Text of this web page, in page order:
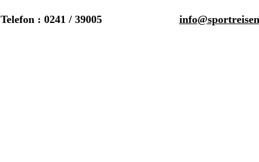
Telefon : 0241 / 39005